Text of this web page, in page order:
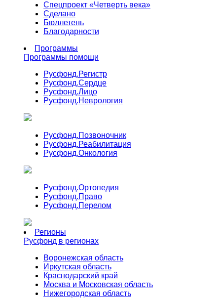
Спецпроект «Четверть века»
Сделано
Бюллетень
Благодарности
Программы
Программы помощи
Русфонд.Регистр
Русфонд.Сердце
Русфонд.Лицо
Русфонд.Неврология
Русфонд.Позвоночник
Русфонд.Реабилитация
Русфонд.Онкология
Русфонд.Ортопедия
Русфонд.Право
Русфонд.Перелом
Регионы
Русфонд в регионах
Воронежская область
Иркутская область
Краснодарский край
Москва и Московская область
Нижегородская область